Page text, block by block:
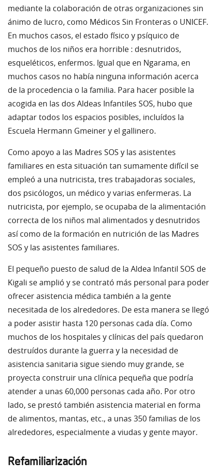
mediante la colaboración de otras organizaciones sin
ánimo de lucro, como Médicos Sin Fronteras o UNICEF.
En muchos casos, el estado físico y psíquico de
muchos de los niños era horrible : desnutridos,
esqueléticos, enfermos. Igual que en Ngarama, en
muchos casos no había ninguna información acerca
de la procedencia o la familia. Para hacer posible la
acogida en las dos Aldeas Infantiles SOS, hubo que
adaptar todos los espacios posibles, incluídos la
Escuela Hermann Gmeiner y el gallinero.
Como apoyo a las Madres SOS y las asistentes
familiares en esta situación tan sumamente difícil se
empleó a una nutricista, tres trabajadoras sociales,
dos psicólogos, un médico y varias enfermeras. La
nutricista, por ejemplo, se ocupaba de la alimentación
correcta de los niños mal alimentados y desnutridos
así como de la formación en nutrición de las Madres
SOS y las asistentes familiares.
El pequeño puesto de salud de la Aldea Infantil SOS de
Kigali se amplió y se contrató más personal para poder
ofrecer asistencia médica también a la gente
necesitada de los alrededores. De esta manera se llegó
a poder asistir hasta 120 personas cada día. Como
muchos de los hospitales y clínicas del país quedaron
destruídos durante la guerra y la necesidad de
asistencia sanitaria sigue siendo muy grande, se
proyecta construir una clínica pequeña que podría
atender a unas 60,000 personas cada año. Por otro
lado, se prestó también asistencia material en forma
de alimentos, mantas, etc., a unas 350 familias de los
alrededores, especialmente a viudas y gente mayor.
Refamiliarización